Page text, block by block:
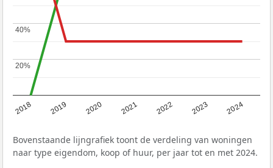
2018 2019 2020 2021 2022 2023 2024
20%
20%
40%
40%
Bovenstaande lijngrafiek toont de verdeling van woningen
naar type eigendom, koop of huur, per jaar tot en met 2024.